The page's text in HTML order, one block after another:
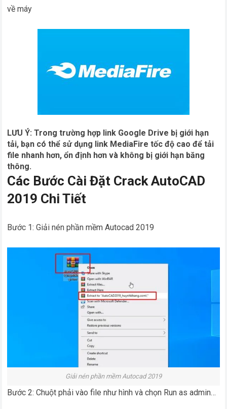
về máy
LƯU Ý: Trong trường hợp link Google Drive bị giới hạn
tải, bạn có thể sử dụng link MediaFire tốc độ cao để tải
file nhanh hơn, ổn định hơn và không bị giới hạn băng
thông.
Các Bước Cài Đặt Crack AutoCAD
2019 Chi Tiết
Bước 1: Giải nén phần mềm Autocad 2019
Giải nén phần mềm Autocad 2019
Bước 2: Chuột phải vào file như hình và chọn Run as admin…